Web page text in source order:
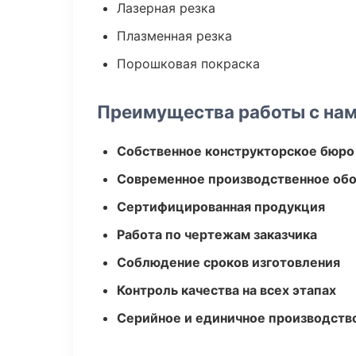
Лазерная резка
Плазменная резка
Порошковая покраска
Преимущества работы с
Собственное конструкторское бюро
Современное производственное
Сертифицированная продукция
Работа по чертежам заказчика
Соблюдение сроков изготовления
Контроль качества на всех этапах
Серийное и единичное